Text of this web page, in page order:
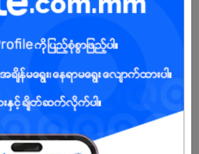
Already Expired